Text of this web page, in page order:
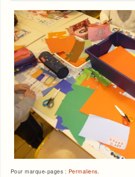
Pour marque-pages : Permaliens